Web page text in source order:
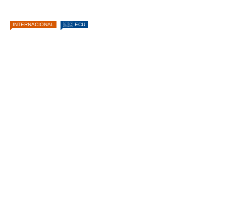
INTERNACIONAL 🇪🇨 ECU